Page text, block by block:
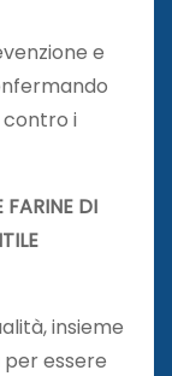
e
contro i
FARINE DI
insieme
essere